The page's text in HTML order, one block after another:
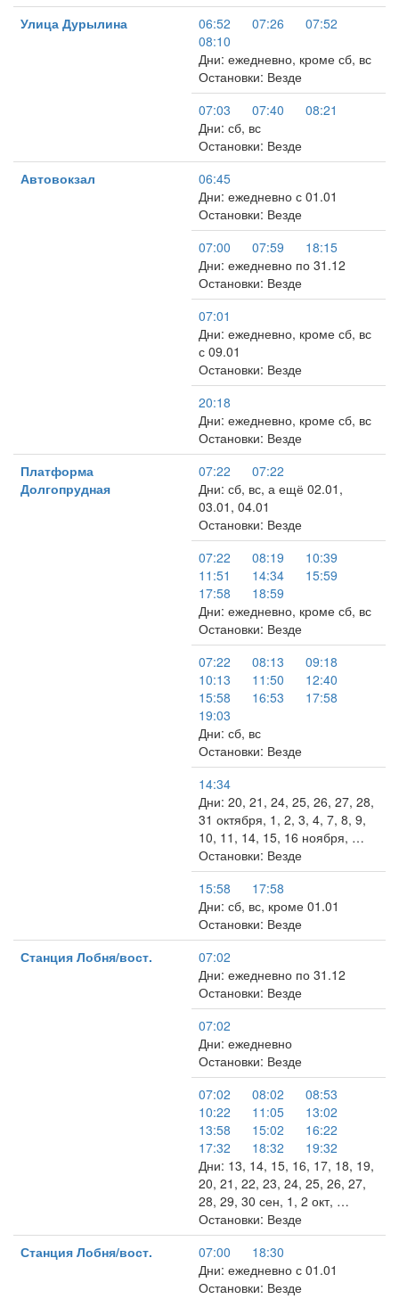
Улица Дурылина
06:52 07:26
07:52
08:10
Дни: ежедневно, кроме сб, вс
Остановки: Везде
07:03
07:40
08:21
Дни: сб, вс
Остановки: Везде
Автовокзал
06:45
Дни: ежедневно с 01.01
Остановки: Везде
07:00
07:59
18:15
Дни: ежедневно по 31.12
Остановки: Везде
07:01
Дни: ежедневно, кроме сб, вс
с 09.01
Остановки: Везде
20:18
Дни: ежедневно, кроме сб, вс
Остановки: Везде
Платформа
Долгопрудная
07:22
07:22
Дни: сб, вс, а ещё 02.01,
03.01, 04.01
Остановки: Везде
07:22
08:19
10:39
11:51
14:34
15:59
17:58
18:59
Дни: ежедневно, кроме сб, вс
Остановки: Везде
07:22
08:13
09:18
10:13
11:50
12:40
15:58
16:53
17:58
19:03
Дни: сб, вс
Остановки: Везде
14:34
Дни: 20, 21, 24, 25, 26, 27, 28,
31 октября, 1, 2, 3, 4, 7, 8, 9,
10, 11, 14, 15, 16 ноября, …
Остановки: Везде
15:58
17:58
Дни: сб, вс, кроме 01.01
Остановки: Везде
Станция Лобня/вост.
07:02
Дни: ежедневно по 31.12
Остановки: Везде
07:02
Дни: ежедневно
Остановки: Везде
07:02
08:02
08:53
10:22
11:05
13:02
13:58
15:02
16:22
17:32
18:32
19:32
Дни: 13, 14, 15, 16, 17, 18, 19,
20, 21, 22, 23, 24, 25, 26, 27,
28, 29, 30 сен, 1, 2 окт, …
Остановки: Везде
Станция Лобня/вост.
07:00
18:30
Дни: ежедневно с 01.01
Остановки: Везде